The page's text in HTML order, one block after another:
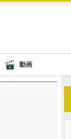
動画